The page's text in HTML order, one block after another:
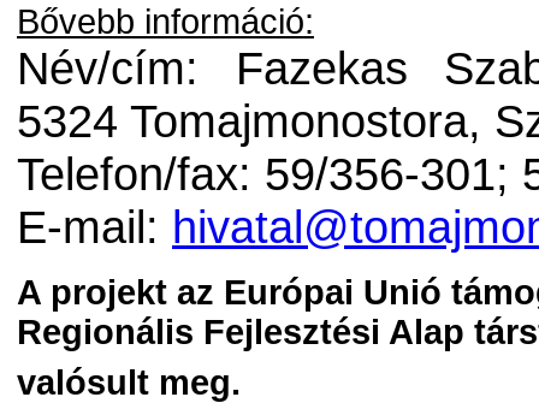
Bővebb információ:
Név/cím: Fazekas
5324 Tomajmonostora,
Telefon/fax: 59/356-301;
E-mail:
A projekt az Európai Unió
Regionális Fejlesztési Alap
valósult meg.